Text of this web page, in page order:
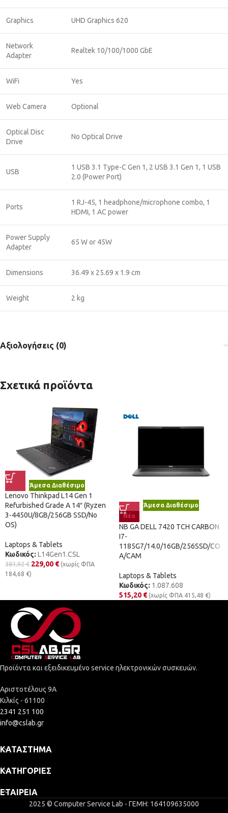
Graphics UHD Graphics 620
Network
Adapter
Realtek 10/100/1000 GbE
WiFi Yes
Web Camera Optional
Optical Disc
Drive
No Optical Drive
USB
1 USB 3.1 Type-C Gen 1, 2 USB 3.1 Gen 1, 1 USB
2.0 (Power Port)
Ports
1 RJ-45, 1 headphone/microphone combo, 1
HDMI, 1 AC power
Power Supply
Adapter
65 W or 45W
Dimensions 36.49 x 25.69 x 1.9 cm
Weight 2 kg
Αξιολογήσεις (0)
Σχετικά προϊόντα
Άμεσα Διαθέσιμο
Lenovo Thinkpad L14 Gen 1
Refurbished Grade A 14″ (Ryzen
3-4450U/8GB/256GB SSD/No
OS)
Laptops & Tablets
Κωδικός: L14Gen1.CSL
381,92€ 229,00 € (χωρίς ΦΠΑ
184,68 €)
Άμεσα Διαθέσιμο
Νέο
NB GA DELL 7420 TCH CARBON
I7-
1185G7/14.0/16GB/256SSD/CO
A/CAM
Laptops & Tablets
Κωδικός: 1.087.608
515,20 € (χωρίς ΦΠΑ 415,48 €)
Προϊόντα και εξειδικευμένο service ηλεκτρονικών συσκευών.
Αριστοτέλους 9Α
Κιλκίς - 61100
2341 251 100
info@cslab.gr
ΚΑΤΆΣΤΗΜΑ
ΚΑΤΗΓΟΡΊΕΣ
ΕΤΑΙΡΕΊΑ
2025 © Computer Service Lab - ΓΕΜΗ: 164109635000